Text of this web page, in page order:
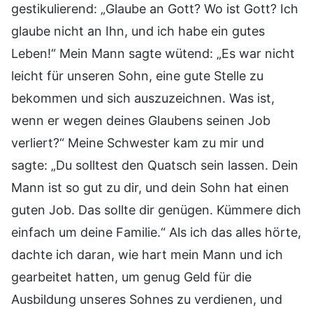
gestikulierend: „Glaube an Gott? Wo ist Gott? Ich
glaube nicht an Ihn, und ich habe ein gutes
Leben!“ Mein Mann sagte wütend: „Es war nicht
leicht für unseren Sohn, eine gute Stelle zu
bekommen und sich auszuzeichnen. Was ist,
wenn er wegen deines Glaubens seinen Job
verliert?“ Meine Schwester kam zu mir und
sagte: „Du solltest den Quatsch sein lassen. Dein
Mann ist so gut zu dir, und dein Sohn hat einen
guten Job. Das sollte dir genügen. Kümmere dich
einfach um deine Familie.“ Als ich das alles hörte,
dachte ich daran, wie hart mein Mann und ich
gearbeitet hatten, um genug Geld für die
Ausbildung unseres Sohnes zu verdienen, und